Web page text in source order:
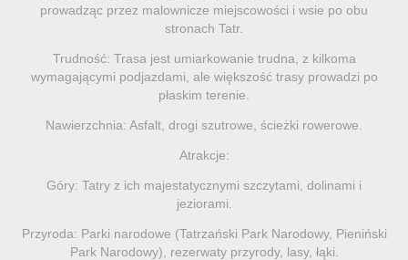
prowadząc przez malownicze miejscowości i wsie po obu
stronach Tatr.
Trudność: Trasa jest umiarkowanie trudna, z kilkoma
wymagającymi podjazdami, ale większość trasy prowadzi po
płaskim terenie.
Nawierzchnia: Asfalt, drogi szutrowe, ścieżki rowerowe.
Atrakcje:
Góry: Tatry z ich majestatycznymi szczytami, dolinami i
jeziorami.
Przyroda: Parki narodowe (Tatrzański Park Narodowy, Pieniński
Park Narodowy), rezerwaty przyrody, lasy, łąki.